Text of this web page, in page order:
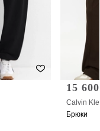
15
Calvin
Брюки